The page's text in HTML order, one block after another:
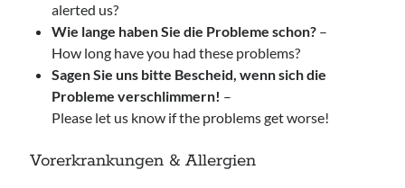
alerted us?
Wie lange haben Sie die Probleme schon? –
How long have you had these problems?
Sagen Sie uns bitte Bescheid, wenn sich die
Probleme verschlimmern! –
Please let us know if the problems get worse!
Vorerkrankungen & Allergien